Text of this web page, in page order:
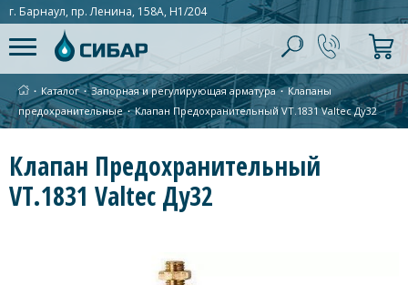
г. Барнаул, пр. Ленина, 158А, Н1/204
∙ Каталог ∙Запорная и регулирующая арматура ∙Клапаны
предохранительные ∙Клапан Предохранительный VT.1831 Valtec Ду32
Клапан Предохранительный
VT.1831 Valtec Ду32